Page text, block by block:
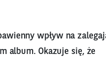
wpływ na
album. Okazuje się, że